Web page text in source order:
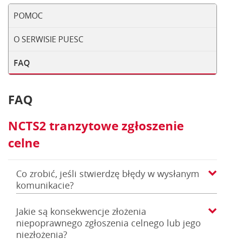
POMOC
O SERWISIE PUESC
FAQ
FAQ
NCTS2 tranzytowe zgłoszenie
celne
Co zrobić, jeśli stwierdzę błędy w wysłanym
komunikacie?
Jakie są konsekwencje złożenia
niepoprawnego zgłoszenia celnego lub jego
niezłożenia?